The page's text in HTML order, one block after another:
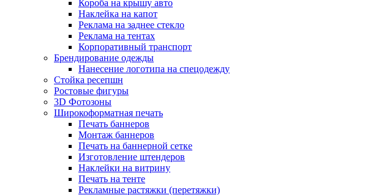
Короба на крышу авто
Наклейка на капот
Реклама на заднее стекло
Реклама на тентах
Корпоративный транспорт
Брендирование одежды
Нанесение логотипа на спецодежду
Стойка ресепшн
Ростовые фигуры
3D Фотозоны
Широкоформатная печать
Печать баннеров
Монтаж баннеров
Печать на баннерной сетке
Изготовление штендеров
Наклейки на витрину
Печать на тенте
Рекламные растяжки (перетяжки)